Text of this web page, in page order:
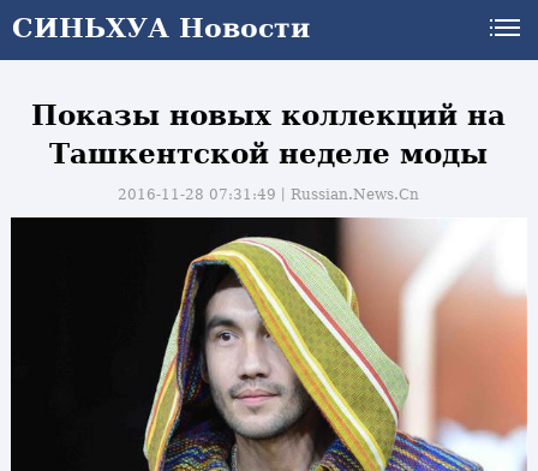
СИНЬХУА Новости
Показы новых коллекций на
Ташкентской неделе моды
2016-11-28 07:31:49丨Russian.News.Cn